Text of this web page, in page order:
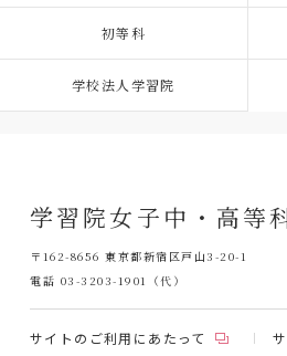
初等科
学校法人学習院
学習院女子中・高等
〒162-8656 東京都新宿区戸山3-20-1
電話 03-3203-1901（代）
サイトのご利用にあたって